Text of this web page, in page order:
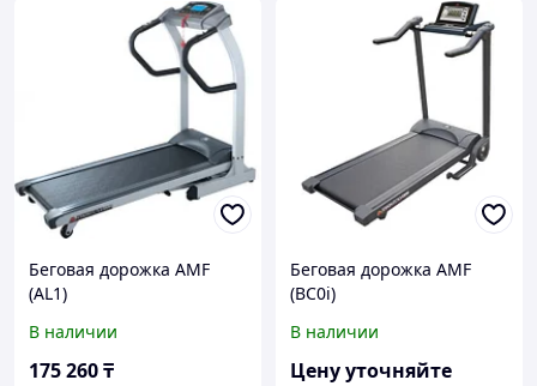
Беговая дорожка AMF
(AL1)
В наличии
175 260₸
Беговая дорожка AMF
(BC0i)
В наличии
Цену уточняйте